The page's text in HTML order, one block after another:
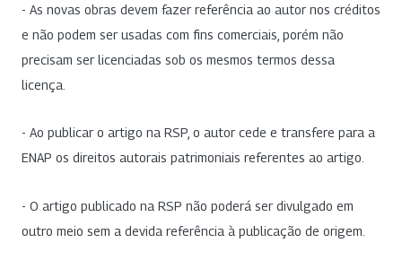
- As novas obras devem fazer referência ao autor nos créditos
e não podem ser usadas com fins comerciais, porém não
precisam ser licenciadas sob os mesmos termos dessa
licença.
- Ao publicar o artigo na RSP, o autor cede e transfere para a
ENAP os direitos autorais patrimoniais referentes ao artigo.
- O artigo publicado na RSP não poderá ser divulgado em
outro meio sem a devida referência à publicação de origem.